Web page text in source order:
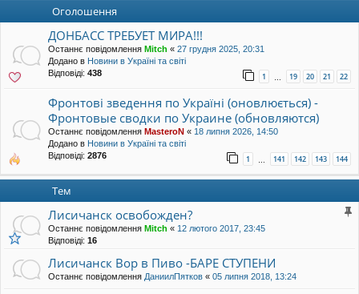
Оголошення
ДОНБАСС ТРЕБУЕТ МИРА!!!
Останнє повідомлення Mitch « 27 грудня 2025, 20:31
Додано в Новини в Україні та світі
Відповіді: 438 1 … 19 20 21 22
Фронтові зведення по Україні (оновлюється) -
Фронтовые сводки по Украине (обновляются)
Останнє повідомлення MasteroN « 18 липня 2026, 14:50
Додано в Новини в Україні та світі
Відповіді: 2876 1 … 141 142 143 144
Тем
Лисичанск освобожден?
Останнє повідомлення Mitch « 12 лютого 2017, 23:45
Відповіді: 16
Лисичанск Вор в Пиво -БАРЕ СТУПЕНИ
Останнє повідомлення ДаниилПятков « 05 липня 2018, 13:24